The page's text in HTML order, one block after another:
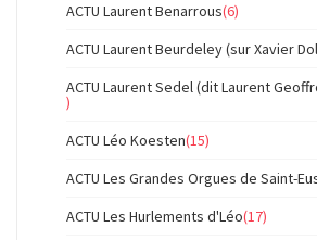
ACTU Laurent Benarrous(6)
ACTU Laurent Beurdeley (sur Xavier
ACTU Laurent Sedel (dit Laurent
)
ACTU Léo Koesten(15)
ACTU Les Grandes Orgues de Saint-
ACTU Les Hurlements d'Léo(17)